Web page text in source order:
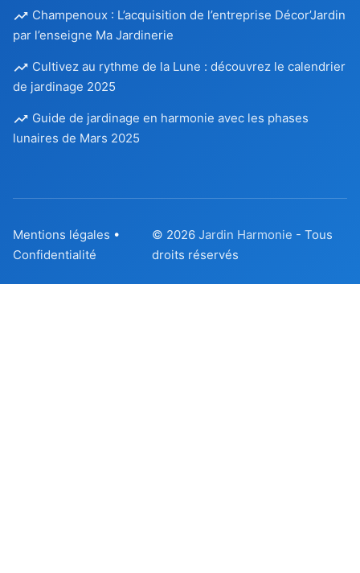
Champenoux : L’acquisition de l’entreprise Décor’Jardin
par l’enseigne Ma Jardinerie
Cultivez au rythme de la Lune : découvrez le calendrier
de jardinage 2025
Guide de jardinage en harmonie avec les phases
lunaires de Mars 2025
Mentions légales •
Confidentialité
© 2026Jardin Harmonie - Tous
droits réservés